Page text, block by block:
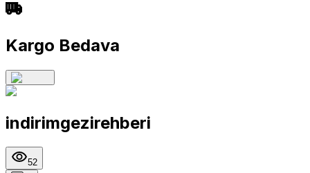
Kargo Bedava
indirimgezirehberi
52